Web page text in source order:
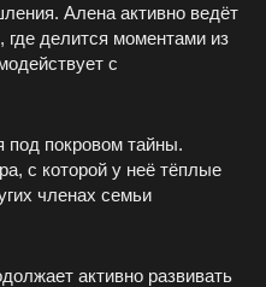
Алена активно ведёт
где делится моментами из
с
под покровом тайны.
с которой у неё тёплые
членах семьи
активно развивать